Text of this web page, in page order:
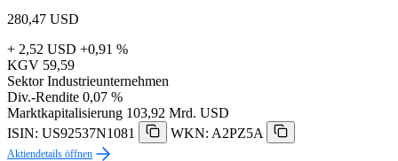
280,47 USD
+ 2,52 USD +0,91 %
KGV 59,59
Sektor Industrieunternehmen
Div.-Rendite 0,07 %
Marktkapitalisierung 103,92 Mrd. USD
ISIN: US92537N1081
WKN: A2PZ5A
Aktiendetails öffnen